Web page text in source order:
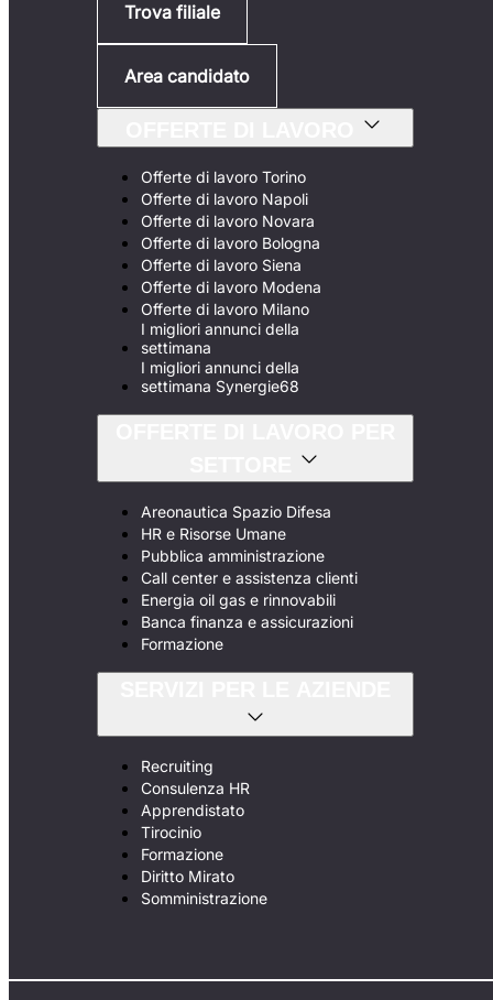
Trova filiale
Area candidato
Offerte di lavoro Torino
Offerte di lavoro Napoli
Offerte di lavoro Novara
Offerte di lavoro Bologna
Offerte di lavoro Siena
Offerte di lavoro Modena
Offerte di lavoro Milano
I migliori annunci della
settimana
I migliori annunci della
settimana Synergie68
Areonautica Spazio Difesa
HR e Risorse Umane
Pubblica amministrazione
Call center e assistenza clienti
Energia oil gas e rinnovabili
Banca finanza e assicurazioni
Formazione
Recruiting
Consulenza HR
Apprendistato
Tirocinio
Formazione
Diritto Mirato
Somministrazione